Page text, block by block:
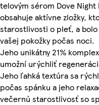
telovým sérom Dove
obsahuje aktívne zložky,
starostlivosti o pleť, a
vašej pokožky počas noci.
Jeho unikátny 21%
umožní urýchliť
Jeho ľahká textúra sa
počas spánku a jeho
večernú starostlivosť so